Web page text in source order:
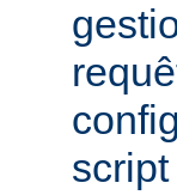
script